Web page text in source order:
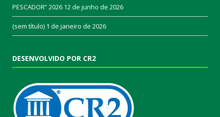
PESCADOR” 2026 12 de junho de 2026
(sem título) 1 de janeiro de 2026
DESENVOLVIDO POR CR2